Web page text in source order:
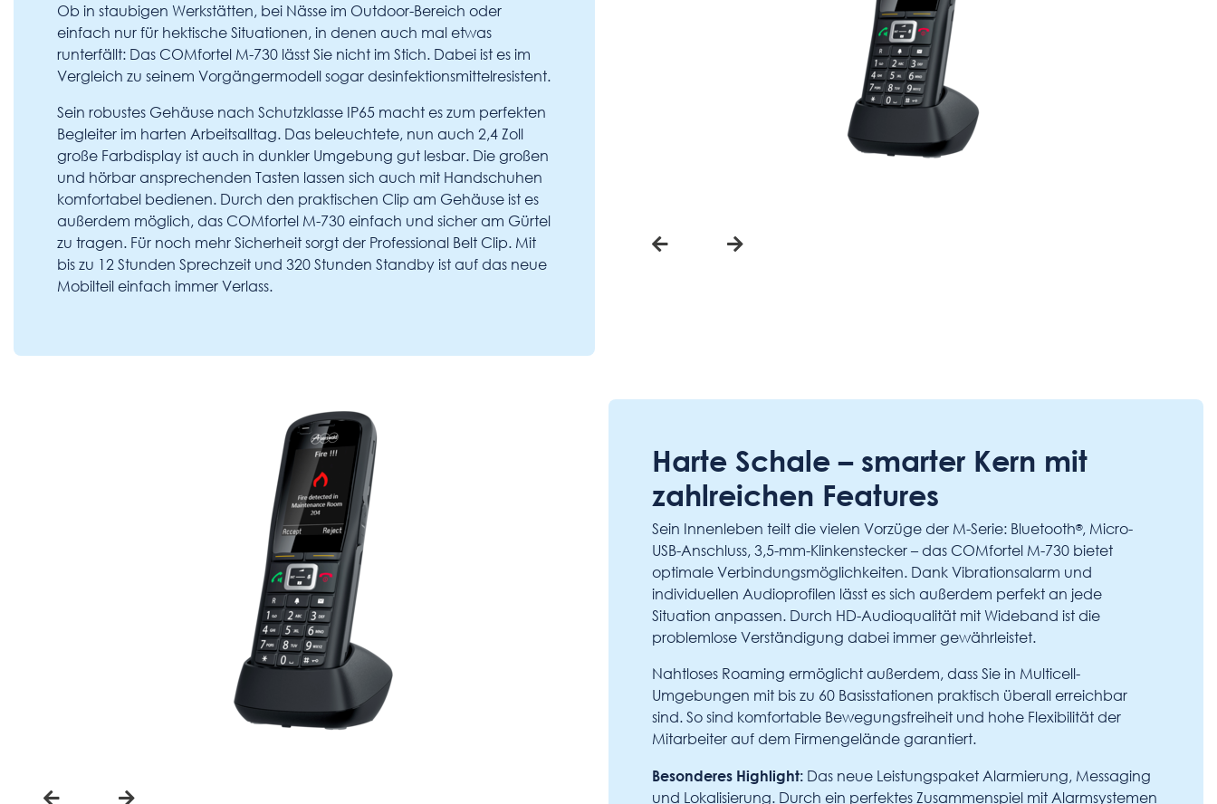
Ob in staubigen Werkstätten, bei Nässe im Outdoor-Bereich oder
einfach nur für hektische Situationen, in denen auch mal etwas
runterfällt: Das COMfortel M-730 lässt Sie nicht im Stich. Dabei ist es im
Vergleich zu seinem Vorgängermodell sogar desinfektionsmittelresistent.
Sein robustes Gehäuse nach Schutzklasse IP65 macht es zum perfekten
Begleiter im harten Arbeitsalltag. Das beleuchtete, nun auch 2,4 Zoll
große Farbdisplay ist auch in dunkler Umgebung gut lesbar. Die großen
und hörbar ansprechenden Tasten lassen sich auch mit Handschuhen
komfortabel bedienen. Durch den praktischen Clip am Gehäuse ist es
außerdem möglich, das COMfortel M-730 einfach und sicher am Gürtel
zu tragen. Für noch mehr Sicherheit sorgt der Professional Belt Clip. Mit
bis zu 12 Stunden Sprechzeit und 320 Stunden Standby ist auf das neue
Mobilteil einfach immer Verlass.
Harte Schale – smarter Kern mit
zahlreichen Features
Sein Innenleben teilt die vielen Vorzüge der M-Serie: Bluetooth®, Micro-
USB-Anschluss, 3,5-mm-Klinkenstecker – das COMfortel M-730 bietet
optimale Verbindungsmöglichkeiten. Dank Vibrationsalarm und
individuellen Audioprofilen lässt es sich außerdem perfekt an jede
Situation anpassen. Durch HD-Audioqualität mit Wideband ist die
problemlose Verständigung dabei immer gewährleistet.
Nahtloses Roaming ermöglicht außerdem, dass Sie in Multicell-
Umgebungen mit bis zu 60 Basisstationen praktisch überall erreichbar
sind. So sind komfortable Bewegungsfreiheit und hohe Flexibilität der
Mitarbeiter auf dem Firmengelände garantiert.
Besonderes Highlight: Das neue Leistungspaket Alarmierung, Messaging
und Lokalisierung. Durch ein perfektes Zusammenspiel mit Alarmsystemen